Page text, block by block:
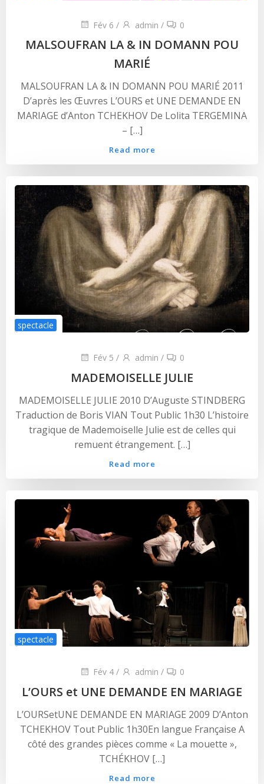
Fév 6 / admin / 0
MALSOUFRAN LA & IN DOMANN POU
MARIÉ
MALSOUFRAN LA & IN DOMANN POU MARIÉ 2011
D’après les Œuvres L’OURS et UNE DEMANDE EN
MARIAGE d’Anton TCHEKHOV De Lolita TERGEMINA
– […]
Read more
spectacle
Fév 5 / admin / 0
MADEMOISELLE JULIE
MADEMOISELLE JULIE 2010 D’Auguste STINDBERG
Traduction de Boris VIAN Tout Public 1h30 L’histoire
tragique de Mademoiselle Julie est de celles qui
remuent étrangement. […]
Read more
spectacle
Fév 4 / admin / 0
L’OURS et UNE DEMANDE EN MARIAGE
L’OURSetUNE DEMANDE EN MARIAGE 2009 D’Anton
TCHEKHOV Tout Public 1h30En langue Française A
côté des grandes pièces comme « La mouette »,
TCHÉKHOV […]
Read more